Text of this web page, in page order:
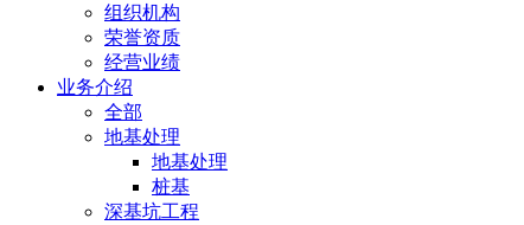
组织机构
荣誉资质
经营业绩
业务介绍
全部
地基处理
地基处理
桩基
深基坑工程